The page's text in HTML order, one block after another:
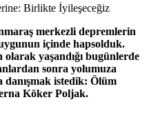
merkezli depremlerin
içinde hapsolduk.
yaşandığı bugünlerde
sonra yolumuza
istedik: Ölüm
Köker Poljak.